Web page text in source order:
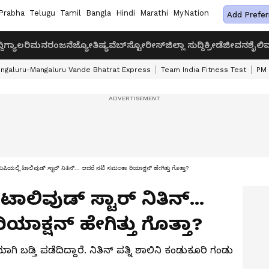
Telugu Tamil Bangla Hindi Marathi MyNation Add
ಗ್ಯಾಲರಿಮನರಂಜನೆಜ್ಯೋತಿಷ್ಯವೆಬ್‌ಸ್ಟೋರೀಸ್ಜಿಲ್ಲಾ ಸುದ್ದಿಕ್ರೀಡೆಜೀವನಶೈಲಿ
Mangaluru Vande Bhatrat Express Team India Fitness Test
ಟಾಲಿವುಡ್ ಸ್ಟಾರ್ ನಿತಿನ್... ಆದರೆ ನಟಿ ಸಮಂತಾ ರಿಯಾಕ್ಷನ್ ಹೇಗಿತ್ತು ಗೊತ್ತಾ?
ಸ್ಟಾರ್ ನಿತಿನ್...
ಹೇಗಿತ್ತು ಗೊತ್ತಾ?
ಪಡೆದಿದ್ದಾರೆ. ನಿತಿನ್ ಪತ್ನಿ ಶಾಲಿನಿ ಕಂಡುಕೂರಿ ಗಂಡು